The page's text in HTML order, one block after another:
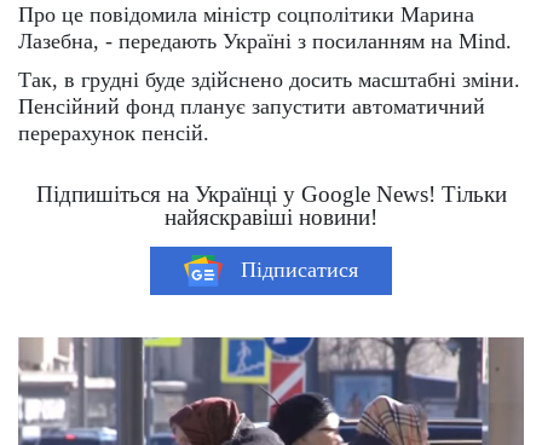
Про це повідомила міністр соцполітики Марина
Лазебна, - передають Україні з посиланням на Mind.
Так, в грудні буде здійснено досить масштабні зміни.
Пенсійний фонд планує запустити автоматичний
перерахунок пенсій.
Підпишіться на Українці у Google News! Тільки
найяскравіші новини!
Підписатися